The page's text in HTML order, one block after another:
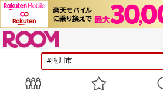
見つける